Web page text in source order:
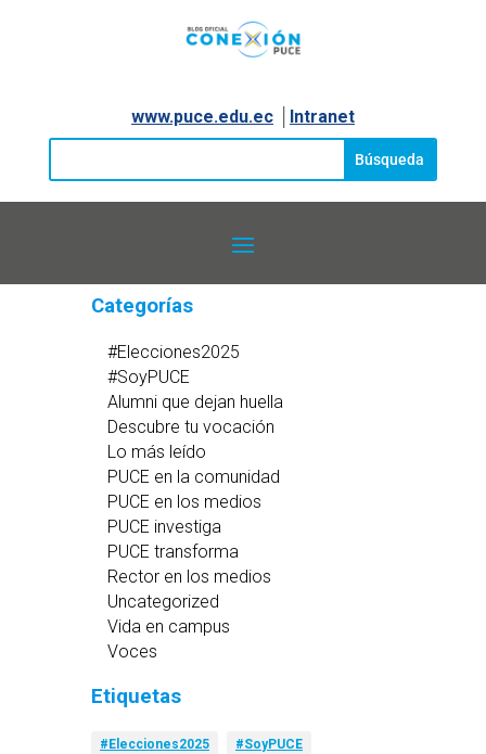
www.puce.edu.ec│ Intranet
Categorías
#Elecciones2025
#SoyPUCE
Alumni que dejan huella
Descubre tu vocación
Lo más leído
PUCE en la comunidad
PUCE en los medios
PUCE investiga
PUCE transforma
Rector en los medios
Uncategorized
Vida en campus
Voces
Etiquetas
#Elecciones2025 #SoyPUCE